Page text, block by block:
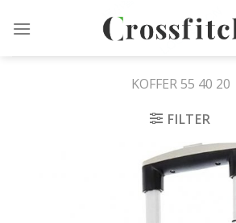
KOFFER 55 40 20
FILTER